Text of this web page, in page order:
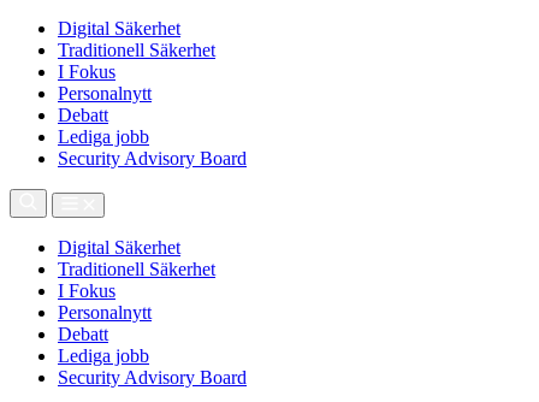
Digital Säkerhet
Traditionell Säkerhet
I Fokus
Personalnytt
Debatt
Lediga jobb
Security Advisory Board
Digital Säkerhet
Traditionell Säkerhet
I Fokus
Personalnytt
Debatt
Lediga jobb
Security Advisory Board